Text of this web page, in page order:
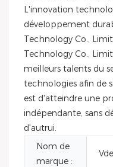
L'innovation
développement
Technology Co.,
Technology Co.,
meilleurs talents du
technologies afin de
est d'atteindre une
indépendante, sans
d'autrui.
Nom de
marque :